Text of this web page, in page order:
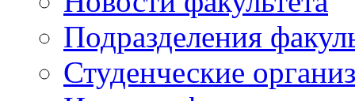
Подразделения
Студенческие